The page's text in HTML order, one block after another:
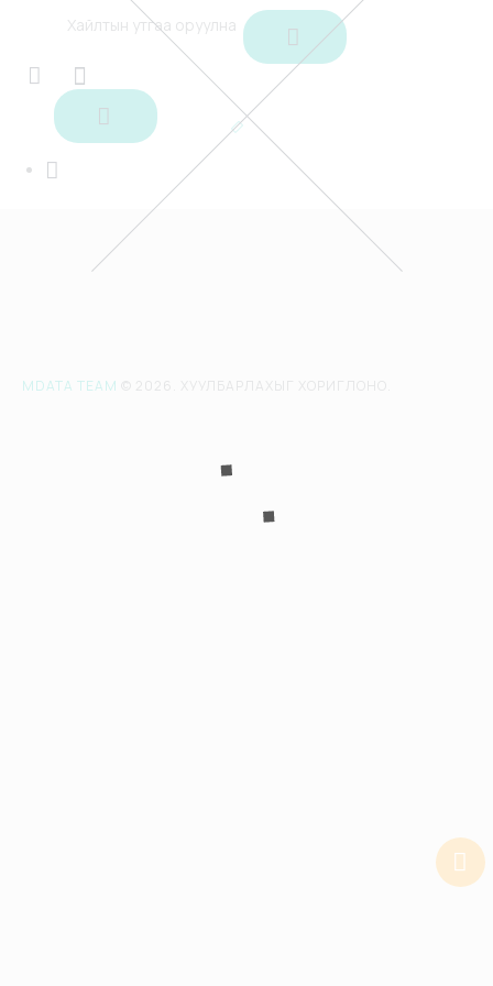
Тун удахгүй
Нийтэлсэн 2024-09-19
Хэн Admin
Тун удахгүй заавар орох болно
MDATA TEAM © 2026. ХУУЛБАРЛАХЫГ ХОРИГЛОНО.